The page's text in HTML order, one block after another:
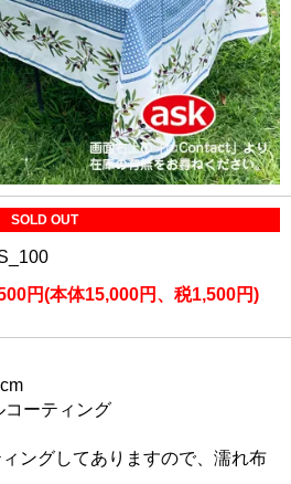
SOLD OUT
円(本体15,000円、税1,500円)
コーティング
ングしてありますので、濡れ布